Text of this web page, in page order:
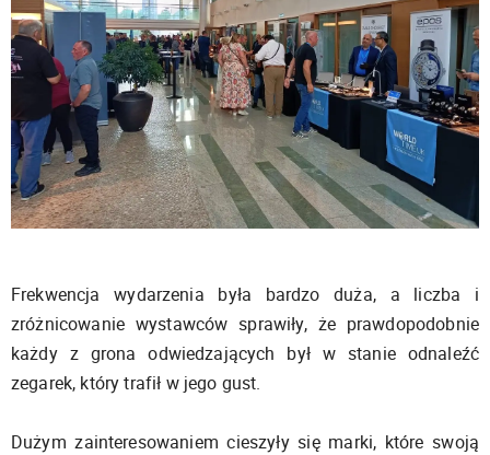
Frekwencja wydarzenia była bardzo duża, a liczba i
zróżnicowanie wystawców sprawiły, że prawdopodobnie
każdy z grona odwiedzających był w stanie odnaleźć
zegarek, który trafił w jego gust.
Dużym zainteresowaniem cieszyły się marki, które swoją